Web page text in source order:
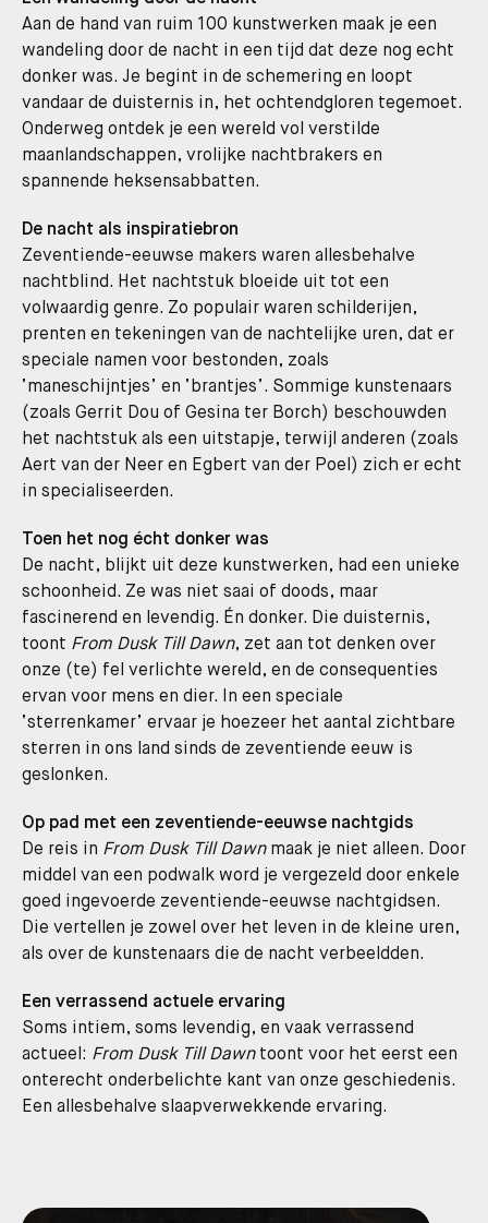
Aan de hand van ruim 100 kunstwerken maak je een
wandeling door de nacht in een tijd dat deze nog echt
donker was. Je begint in de schemering en loopt
vandaar de duisternis in, het ochtendgloren tegemoet.
Onderweg ontdek je een wereld vol verstilde
maanlandschappen, vrolijke nachtbrakers en
spannende heksensabbatten.
De nacht als inspiratiebron
Zeventiende-eeuwse makers waren allesbehalve
nachtblind. Het nachtstuk bloeide uit tot een
volwaardig genre. Zo populair waren schilderijen,
prenten en tekeningen van de nachtelijke uren, dat er
speciale namen voor bestonden, zoals
‘maneschijntjes’ en ‘brantjes’. Sommige kunstenaars
(zoals Gerrit Dou of Gesina ter Borch) beschouwden
het nachtstuk als een uitstapje, terwijl anderen (zoals
Aert van der Neer en Egbert van der Poel) zich er echt
in specialiseerden.
Toen het nog écht donker was
De nacht, blijkt uit deze kunstwerken, had een unieke
schoonheid. Ze was niet saai of doods, maar
fascinerend en levendig. Én donker. Die duisternis,
toont From Dusk Till Dawn, zet aan tot denken over
onze (te) fel verlichte wereld, en de consequenties
ervan voor mens en dier. In een speciale
‘sterrenkamer’ ervaar je hoezeer het aantal zichtbare
sterren in ons land sinds de zeventiende eeuw is
geslonken.
Op pad met een zeventiende-eeuwse nachtgids
De reis in From Dusk Till Dawnmaak je niet alleen. Door
middel van een podwalk word je vergezeld door enkele
goed ingevoerde zeventiende-eeuwse nachtgidsen.
Die vertellen je zowel over het leven in de kleine uren,
als over de kunstenaars die de nacht verbeeldden.
Een verrassend actuele ervaring
Soms intiem, soms levendig, en vaak verrassend
actueel: From Dusk Till Dawntoont voor het eerst een
onterecht onderbelichte kant van onze geschiedenis.
Een allesbehalve slaapverwekkende ervaring.